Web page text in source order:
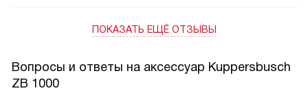
Этот противень помогает мне приготовить блюда
и не прилипают к дну. Это значительно облегчает процесс
приготовления и уборки после него.
ПОКАЗАТЬ ЕЩЁ ОТЗЫВЫ
Вопросы и ответы на аксессуар Kuppersbusch
ZB 1000